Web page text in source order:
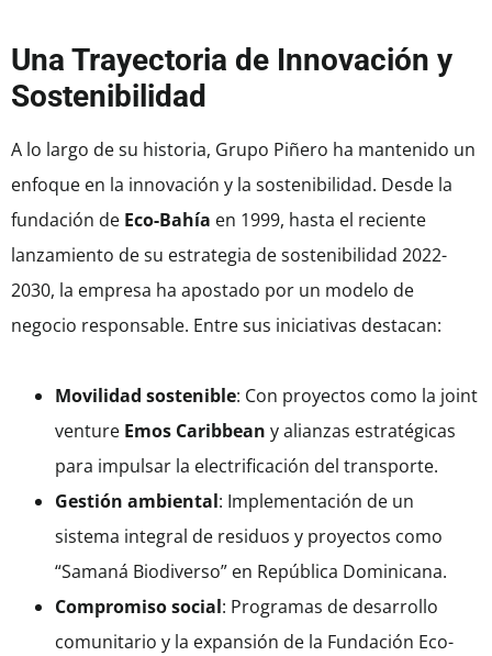
Una Trayectoria de Innovación y
Sostenibilidad
A lo largo de su historia, Grupo Piñero ha mantenido un
enfoque en la innovación y la sostenibilidad. Desde la
fundación de Eco-Bahía en 1999, hasta el reciente
lanzamiento de su estrategia de sostenibilidad 2022-
2030, la empresa ha apostado por un modelo de
negocio responsable. Entre sus iniciativas destacan:
Movilidad sostenible: Con proyectos como la joint
venture Emos Caribbean y alianzas estratégicas
para impulsar la electrificación del transporte.
Gestión ambiental: Implementación de un
sistema integral de residuos y proyectos como
“Samaná Biodiverso” en República Dominicana.
Compromiso social: Programas de desarrollo
comunitario y la expansión de la Fundación Eco-